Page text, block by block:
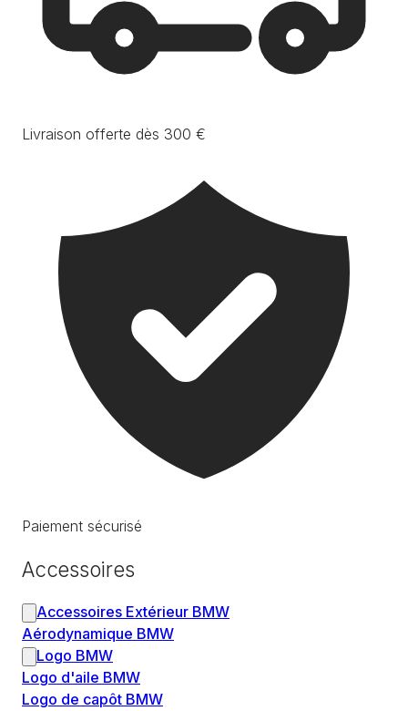
Livraison offerte dès 300 €
Paiement sécurisé
Accessoires
Accessoires Extérieur BMW
Aérodynamique BMW
Logo BMW
Logo d'aile BMW
Logo de capôt BMW